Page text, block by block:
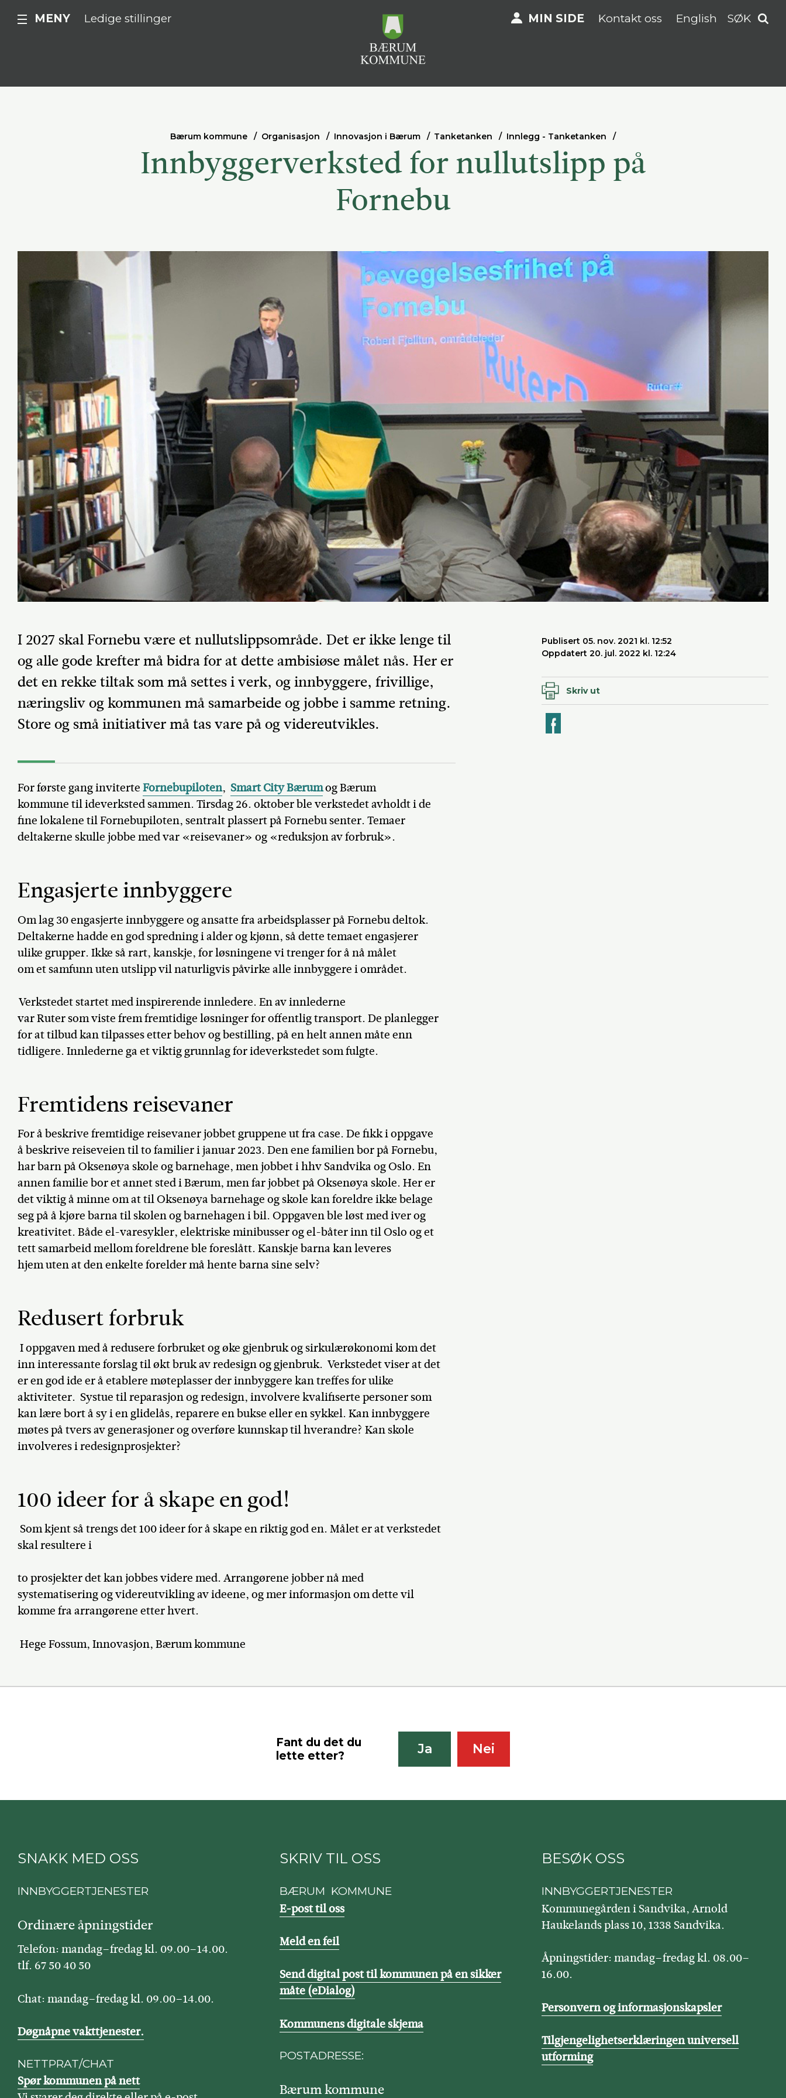
MENY Ledige stillinger MIN SIDE Kontakt oss English SØK
Bærum kommune Organisasjon Innovasjon i Bærum Tanketanken Innlegg - Tanketanken
Innbyggerverksted for nullutslipp på
Fornebu
I 2027 skal Fornebu være et nullutslippsområde. Det er ikke lenge til
og alle gode krefter må bidra for at dette ambisiøse målet nås. Her er
det en rekke tiltak som må settes i verk, og innbyggere, frivillige,
næringsliv og kommunen må samarbeide og jobbe i samme retning.
Store og små initiativer må tas vare på og videreutvikles.
Publisert 05. nov. 2021 kl. 12:52
Oppdatert 20. jul. 2022 kl. 12:24
Skriv ut
For første gang inviterteFornebupiloten, Smart City Bærumog Bærum
kommune til ideverksted sammen. Tirsdag 26. oktober ble verkstedet avholdt i de
fine lokalene til Fornebupiloten, sentralt plassert på Fornebu senter. Temaer
deltakerne skulle jobbe med var «reisevaner» og «reduksjon av forbruk».
Engasjerte innbyggere
Om lag 30 engasjerte innbyggere og ansatte fra arbeidsplasser på Fornebu deltok.
Deltakerne hadde en god spredning i alder og kjønn, så dette temaet engasjerer
ulike grupper. Ikke så rart, kanskje, for løsningene vi trenger for å nå målet
om et samfunn uten utslipp vil naturligvis påvirke alle innbyggere i området.
Verkstedet startet med inspirerende innledere. En av innlederne
var Ruter som viste frem fremtidige løsninger for offentlig transport. De planlegger
for at tilbud kan tilpasses etter behov og bestilling, på en helt annen måte enn
tidligere. Innlederne ga et viktig grunnlag for ideverkstedet som fulgte.
Fremtidens reisevaner
For å beskrive fremtidige reisevaner jobbet gruppene ut fra case. De fikk i oppgave
å beskrive reiseveien til to familier i januar 2023. Den ene familien bor på Fornebu,
har barn på Oksenøya skole og barnehage, men jobbet i hhv Sandvika og Oslo. En
annen familie bor et annet sted i Bærum, men far jobbet på Oksenøya skole. Her er
det viktig å minne om at til Oksenøya barnehage og skole kan foreldre ikke belage
seg på å kjøre barna til skolen og barnehagen i bil. Oppgaven ble løst med iver og
kreativitet. Både el-varesykler, elektriske minibusser og el-båter inn til Oslo og et
tett samarbeid mellom foreldrene ble foreslått. Kanskje barna kan leveres
hjem uten at den enkelte forelder må hente barna sine selv?
Redusert forbruk
I oppgaven med å redusere forbruket og øke gjenbruk og sirkulærøkonomi kom det
inn interessante forslag til økt bruk av redesign og gjenbruk. Verkstedet viser at det
er en god ide er å etablere møteplasser der innbyggere kan treffes for ulike
aktiviteter. Systue til reparasjon og redesign, involvere kvalifiserte personer som
kan lære bort å sy i en glidelås, reparere en bukse eller en sykkel. Kan innbyggere
møtes på tvers av generasjoner og overføre kunnskap til hverandre? Kan skole
involveres i redesignprosjekter?
100 ideer for å skape en god!
Som kjent så trengs det 100 ideer for å skape en riktig god en. Målet er at verkstedet
skal resultere i
to prosjekter det kan jobbes videre med. Arrangørene jobber nå med
systematisering og videreutvikling av ideene, og mer informasjon om dette vil
komme fra arrangørene etter hvert.
Hege Fossum, Innovasjon, Bærum kommune
Fant du det du
lette etter?
Ja Nei
SNAKK MED OSS
INNBYGGERTJENESTER
Ordinære åpningstider
Telefon: mandag–fredag kl. 09.00–14.00.
tlf. 67 50 40 50
Chat: mandag–fredag kl. 09.00–14.00.
Døgnåpne vakttjenester.
NETTPRAT/CHAT
Spør kommunen på nett
SKRIV TIL OSS
BÆRUM KOMMUNE
E-post til oss
Meld en feil
Send digital post til kommunen på en sikker
måte (eDialog)
Kommunens digitale skjema
POSTADRESSE:
Bærum kommune
BESØK OSS
INNBYGGERTJENESTER
Kommunegården i Sandvika, Arnold
Haukelands plass 10, 1338 Sandvika.
Åpningstider: mandag–fredag kl. 08.00–
16.00.
Personvern og informasjonskapsler
Tilgjengelighetserklæringen universell
utforming